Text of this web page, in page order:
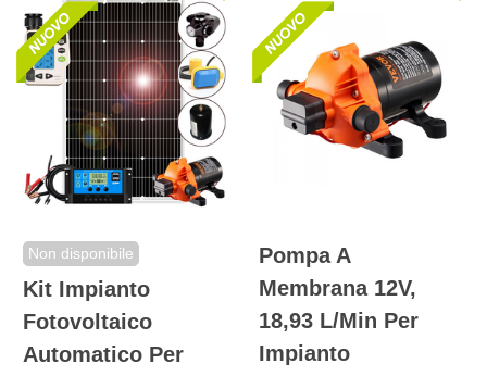
Non disponibile
Kit Impianto
Fotovoltaico
Automatico Per
Pompa A
Membrana 12V,
18,93 L/min Per
Impianto